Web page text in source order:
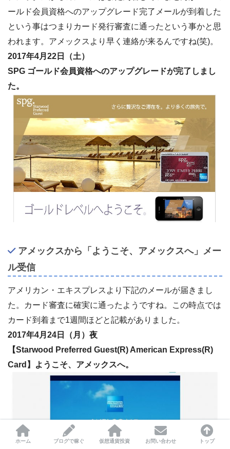
ールド会員資格へのアップグレード完了メールが到着した
という事はつまりカード発行審査に通ったという事かと思
われます。アメックスより早く連絡が来るんですね(笑)。
2017年4月22日（土）
SPG ゴールド会員資格へのアップグレードが完了しまし
た。
アメックスから「ようこそ、アメックスへ」メー
ル受信
アメリカン・エキスプレスより下記のメールが届きまし
た。カード審査に確実に通ったようですね。この時点では
カード到着まで1週間ほどと記載がありました。
2017年4月24日（月）夜
【Starwood Preferred Guest(R) American Express(R)
Card】ようこそ、アメックスへ。
ホーム ブログで稼ぐ 仮想通貨投資 お問い合わせ トップ